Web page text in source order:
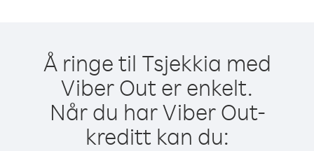
Å ringe til Tsjekkia med
Viber Out er enkelt.
Når du har Viber Out-
kreditt kan du: